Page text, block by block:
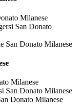
Milanese
San Donato
San Donato Milanese
Milanese
San Donato Milanese
Donato Milanese